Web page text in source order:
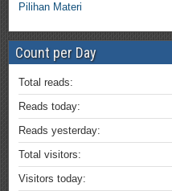
Pilihan Materi
Count per Day
Total reads:
Reads today:
Reads yesterday:
Total visitors:
Visitors today: